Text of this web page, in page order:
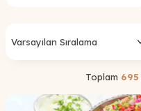
Toplam 695